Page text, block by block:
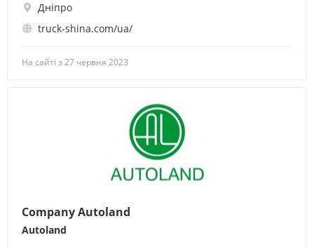
На сайті з 27 червня 2023
Дніпро
truck-shina.com/ua/
Company Autoland
Autoland